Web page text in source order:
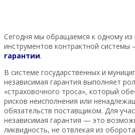
Сегодня мы обращаемся к одному
инструментов контрактной системы
гарантии.
В системе государственных и
независимая гарантия выполняет
«страховочного троса», который
рисков неисполнения или
обязательств поставщиком. Для
независимая гарантия — это
ликвидность, не отвлекая из